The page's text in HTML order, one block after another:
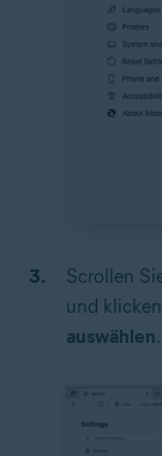
Scrollen
und
auswählen.